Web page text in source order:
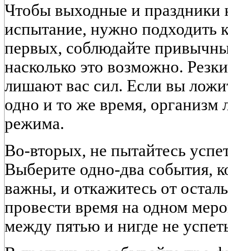
Чтобы выходные и праздники
испытание, нужно подходить
первых, соблюдайте
насколько это возможно.
лишают вас сил. Если вы
одно и то же время, организм
режима.
Во-вторых, не пытайтесь
Выберите одно-два события,
важны, и откажитесь от
провести время на одном
между пятью и нигде не